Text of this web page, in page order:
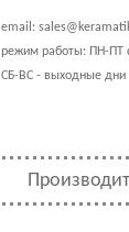
email:
режим работы: ПН-ПТ
СБ-ВС - выходные дни